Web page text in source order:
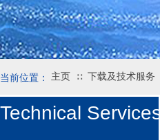
主页 ∷ 下载及技术服务
当前位置：
Technical Services